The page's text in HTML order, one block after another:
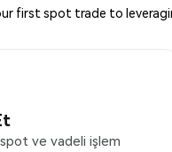
first spot trade to
ve vadeli işlem